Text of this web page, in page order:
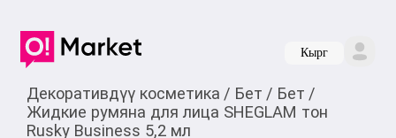
Кырг
Декоративдүү косметика / Бет / Бет /
Жидкие румяна для лица SHEGLAM тон
Rusky Business 5,2 мл